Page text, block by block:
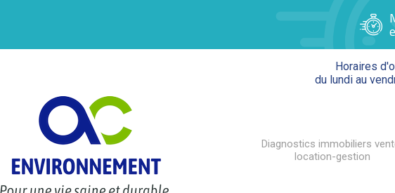
Horaires
du lundi au
Diagnostics immobiliers
location-gestion